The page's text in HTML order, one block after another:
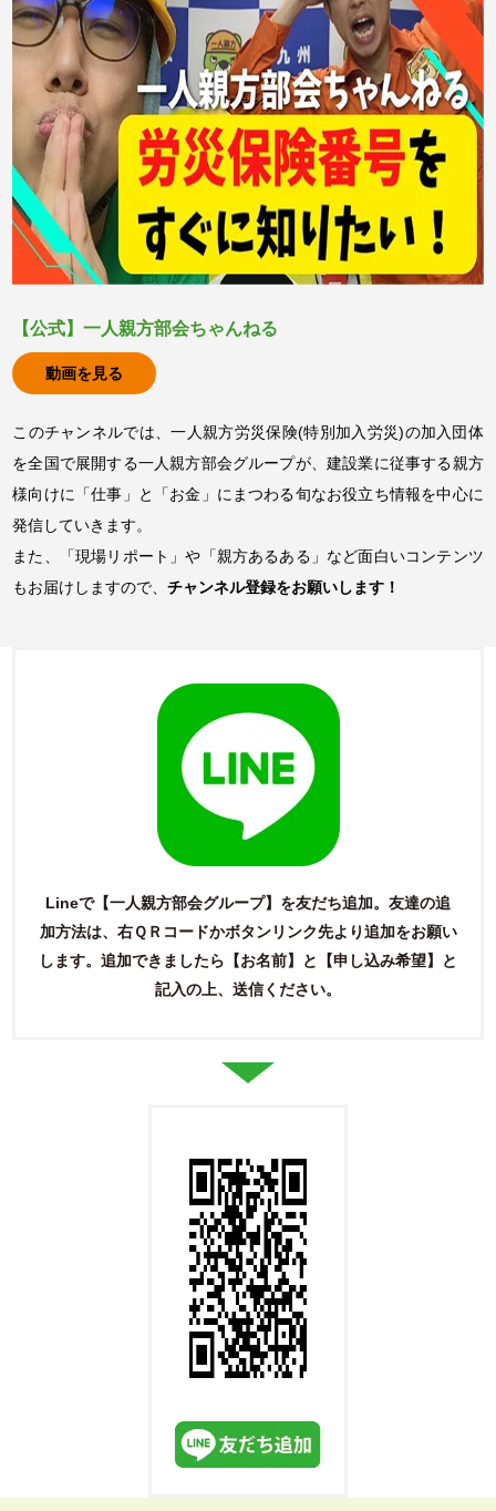
【公式】一人親方部会ちゃんねる
動画を見る
このチャンネルでは、一人親方労災保険(特別加入労災)の加入団体
を全国で展開する一人親方部会グループが、建設業に従事する親方
様向けに「仕事」と「お金」にまつわる旬なお役立ち情報を中心に
発信していきます。
また、「現場リポート」や「親方あるある」など面白いコンテンツ
もお届けしますので、チャンネル登録をお願いします！
Lineで【一人親方部会グループ】を友だち追加。友達の追
加方法は、右ＱＲコードかボタンリンク先より追加をお願い
します。 追加できましたら【お名前】と【申し込み希望】と
記入の上、送信ください。